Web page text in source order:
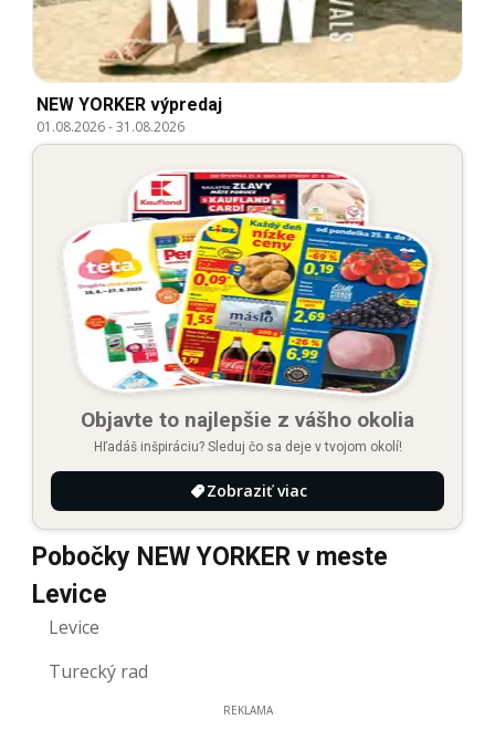
NEW YORKER výpredaj
01.08.2026-31.08.2026
Objavte to najlepšie z vášho okolia
Hľadáš inšpiráciu? Sleduj čo sa deje v tvojom okolí!
Zobraziť viac
Pobočky NEW YORKER v meste
Levice
Levice
Turecký rad
REKLAMA